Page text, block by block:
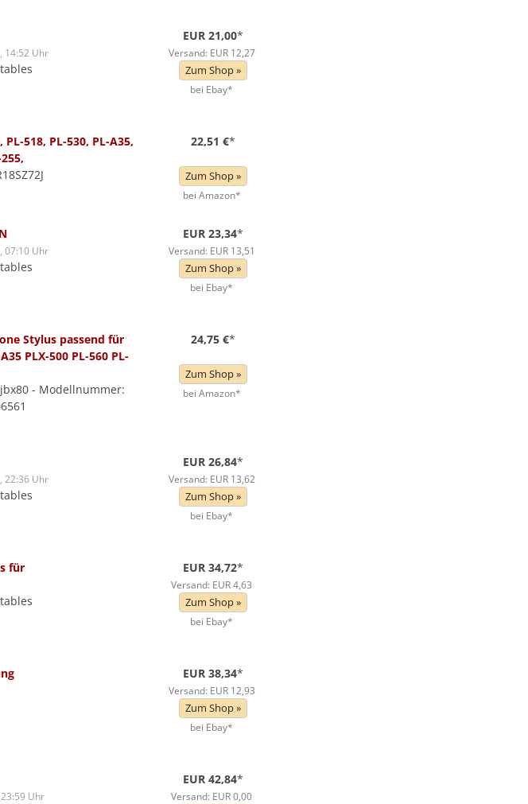
14:52 Uhr
EUR 21,00*
Versand: EUR 12,27
Zum Shop »
bei Ebay*
518, PL-530, PL-A35,
22,51 €*
Zum Shop »
bei Amazon*
07:10 Uhr
EUR 23,34*
Versand: EUR 13,51
Zum Shop »
bei Ebay*
Stylus passend für
PLX-500 PL-560 PL-
- Modellnummer:
24,75 €*
Zum Shop »
bei Amazon*
22:36 Uhr
EUR 26,84*
Versand: EUR 13,62
Zum Shop »
bei Ebay*
für EUR 34,72*
Versand: EUR 4,63
Zum Shop »
bei Ebay*
EUR 38,34*
Versand: EUR 12,93
Zum Shop »
bei Ebay*
Uhr
EUR 42,84*
Versand: EUR 0,00